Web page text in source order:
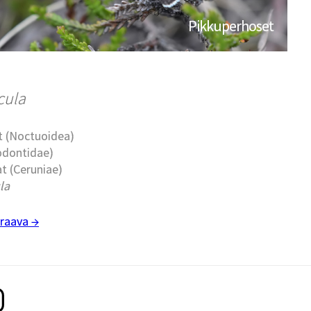
Pikkuperhoset
(Noctuoidea)
(Ceruniae)
→